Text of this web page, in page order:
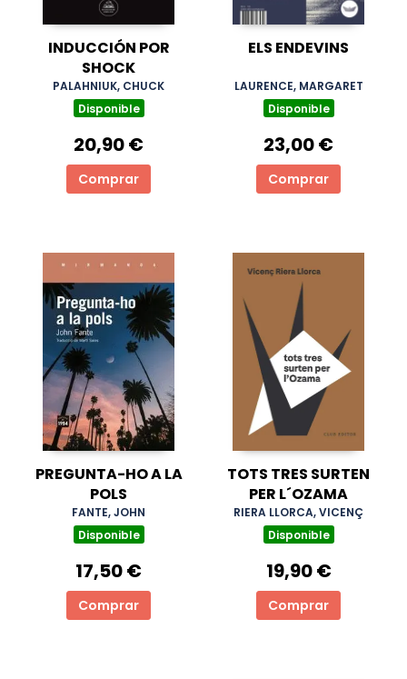
INDUCCIÓN POR
SHOCK
PALAHNIUK, CHUCK
Disponible
20,90 €
Comprar
ELS ENDEVINS
LAURENCE, MARGARET
Disponible
23,00 €
Comprar
PREGUNTA-HO A LA
POLS
FANTE, JOHN
Disponible
17,50 €
Comprar
TOTS TRES SURTEN
PER L´OZAMA
RIERA LLORCA, VICENÇ
Disponible
19,90 €
Comprar